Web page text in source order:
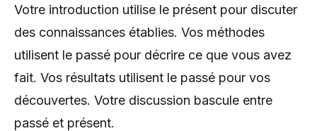
Votre introduction utilise le présent pour discuter
des connaissances établies. Vos méthodes
utilisent le passé pour décrire ce que vous avez
fait. Vos résultats utilisent le passé pour vos
découvertes. Votre discussion bascule entre
passé et présent.